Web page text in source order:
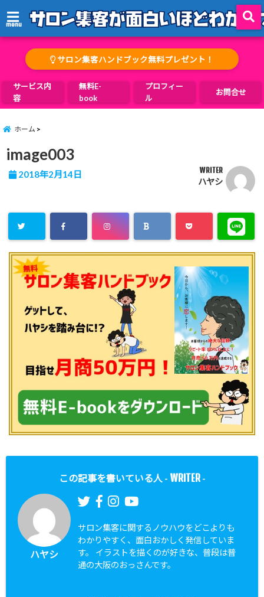
menu
サロン集客ハンドブック無料プレゼント！
サービス内
容
無料E-
book
プロフィー
ル
お問合せ
ホーム
image003
2018年2月14日 WRITER
ハヤシ
この記事を書いている人 - WRITER-
ハヤシ
サロン集客に関するノウハウをどこよりも
わかりやすく、面白おかしく発信していま
す。 イラストを描くのが好きな、普段は普
通の大阪のおっさんです。